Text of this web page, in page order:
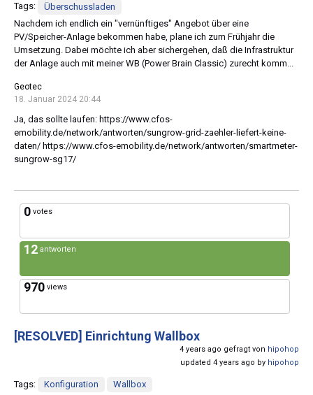
Tags:
Überschussladen
Nachdem ich endlich ein "vernünftiges" Angebot über eine
PV/Speicher-Anlage bekommen habe, plane ich zum Frühjahr die
Umsetzung. Dabei möchte ich aber sichergehen, daß die Infrastruktur
der Anlage auch mit meiner WB (Power Brain Classic) zurecht komm...
Geotec
18. Januar 2024 20:44
Ja, das sollte laufen: https://www.cfos-
emobility.de/network/antworten/sungrow-grid-zaehler-liefert-keine-
daten/ https://www.cfos-emobility.de/network/antworten/smartmeter-
sungrow-sg17/
0 votes
12 antworten
970 views
[RESOLVED] Einrichtung Wallbox
4 years ago gefragt von hipohop
updated 4 years ago by hipohop
Tags: Konfiguration Wallbox